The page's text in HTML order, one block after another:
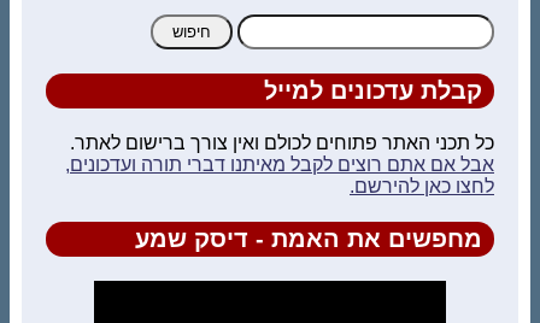
חיפוש:
קבלת עדכונים למייל
כל תכני האתר פתוחים לכולם ואין צורך ברישום לאתר.
אבל אם אתם רוצים לקבל מאיתנו דברי תורה ועדכונים,
לחצו כאן להירשם.
מחפשים את האמת - דיסק שמע